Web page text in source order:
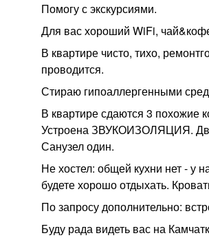
Помогу с экскурсиями.
Для вас хороший WiFi,
В квартире чисто, тихо,
проводится.
Стираю гипоаллергенными
В квартире сдаются 3 похожие
Устроена ЗВУКОИЗОЛЯЦИЯ.
Санузел один.
Не хостел: общей кухни нет - у
будете хорошо отдыхать.
По запросу дополнительно:
Буду рада видеть вас на